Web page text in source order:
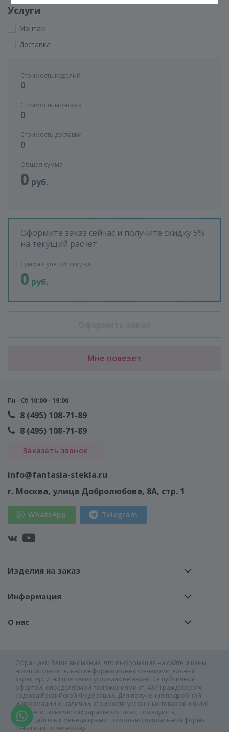
Услуги
Монтаж
Доставка
Стоимость изделий
0
Стоимость монтажа
0
Стоимость доставки
0
Общая сумма
0 руб.
Оформите заказ сейчас и получите скидку 5%
на текущий расчет
Сумма с учетом скидки
0 руб.
Мне повезет
Пн - Сб 10:00 - 19:00
8 (495) 108-71-89
8 (495) 108-71-89
Заказать звонок
info@fantasia-stekla.ru
г. Москва, улица Добролюбова, 8А, стр. 1
WhatsApp Telegram
Изделия на заказ
Информация
О нас
Обращаем Ваше внимание, что информация на сайте и цены
носят исключительно информационно-ознакомительный
характер. И ни при каких условиях не являются публичной
офертой, определяемой положениями ст. 437 Гражданского
кодекса Российской Федерации. Для получения подробной
информации о наличии, стоимости указанных товаров и (или)
услуг, его технических характеристиках, пожалуйста,
обращайтесь к менеджерам с помощью специальной формы
связи или по телефону.